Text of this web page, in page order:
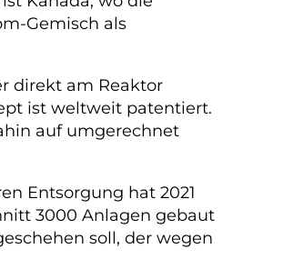
Gemisch als
direkt am Reaktor
ist weltweit patentiert.
auf umgerechnet
Entsorgung hat 2021
3000 Anlagen gebaut
soll, der wegen